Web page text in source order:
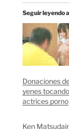
Seguir leyendo
Donaciones
yenes
actrices porno
Ken